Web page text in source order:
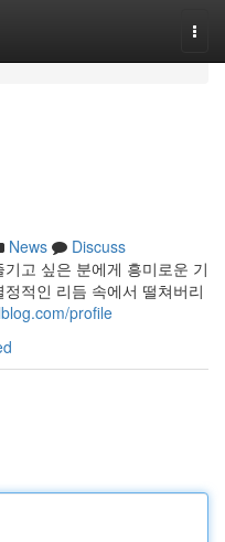
News
Discuss
고 싶은 분에게 흥미로운 기
적인 리듬 속에서 떨쳐버리
profile